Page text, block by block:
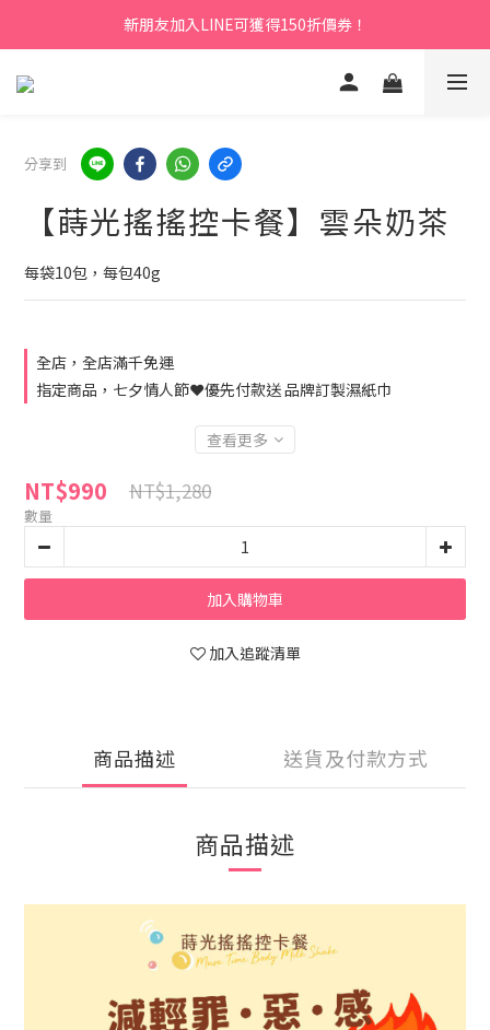
新朋友加入LINE可獲得150折價券！
分享到
【蒔光搖搖控卡餐】雲朵奶茶
每袋10包，每包40g
全店，全店滿千免運
指定商品，七夕情人節❤️優先付款送 品牌訂製濕紙巾
查看更多
NT$990 NT$1,280
數量
加入購物車
加入追蹤清單
商品描述 送貨及付款方式
商品描述